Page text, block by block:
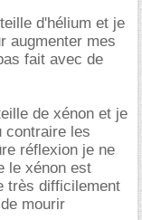
d'hélium et je
augmenter mes
fait avec de
de xénon et je
contraire les
réflexion je ne
le xénon est
très difficilement
mourir